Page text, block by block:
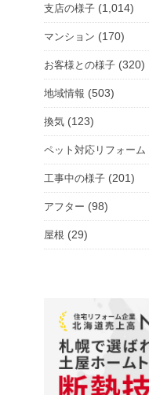
支店の様子 (1,014)
マンション (170)
お客様との様子 (320)
地域情報 (503)
換気 (123)
ペット対応リフォーム
工事中の様子 (201)
アフター (98)
屋根 (29)